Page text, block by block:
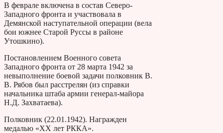
В феврале включена в состав Северо-
Западного фронта и участвовала в
Демянской наступательной операции (вела
бои южнее Старой Руссы в районе
Утошкино).
Постановлением Военного совета
Западного фронта от 28 марта 1942 за
невыполнение боевой задачи полковник В.
В. Рябов был расстрелян (из справки
начальника штаба армии генерал-майора
Н.Д. Захватаева).
Полковник (22.01.1942). Награжден
медалью «XX лет РККА».